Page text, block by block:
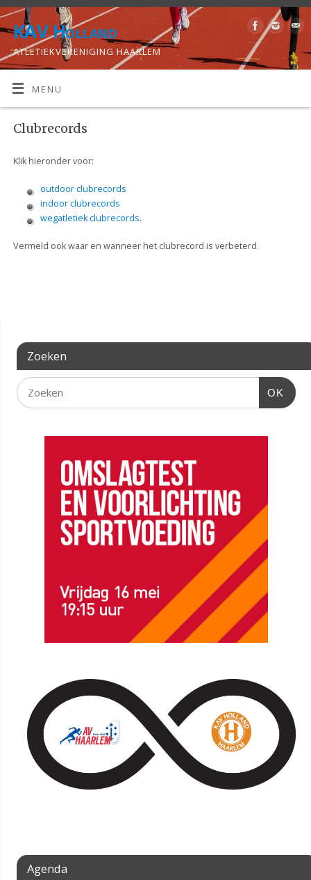
KAV Holland
ATLETIEKVERENIGING HAARLEM
MENU
Clubrecords
Klik hieronder voor:
outdoor clubrecords
indoor clubrecords
wegatletiek clubrecords.
Vermeld ook waar en wanneer het clubrecord is verbeterd.
Zoeken
OK
Agenda